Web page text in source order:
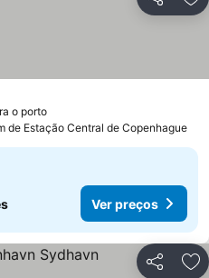
Partilhar
o porto
de Estação Central de Copenhague
Ver preços
Partilhar